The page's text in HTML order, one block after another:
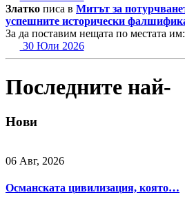
Златко писа в Митът за
успешните исторически
За да поставим нещата по местата
30 Юли 2026
Последните най-
Нови
06 Авг, 2026
Османската цивилизация, която…